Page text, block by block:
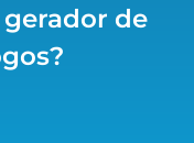
gerador de